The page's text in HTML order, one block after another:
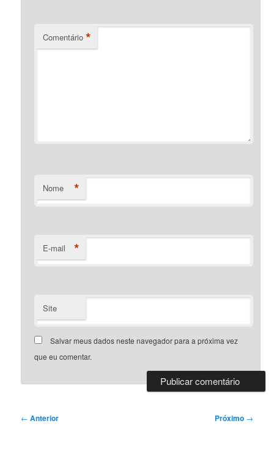
Comentário *
Nome *
E-mail *
Site
Salvar meus dados neste navegador para a próxima vez
que eu comentar.
Navegação
← Anterior Próximo →